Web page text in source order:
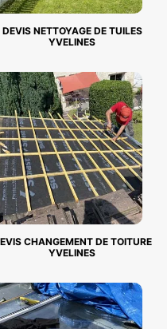
DEVIS NETTOYAGE DE TUILES
YVELINES
CHANGEMENT DE TOITURE
YVELINES